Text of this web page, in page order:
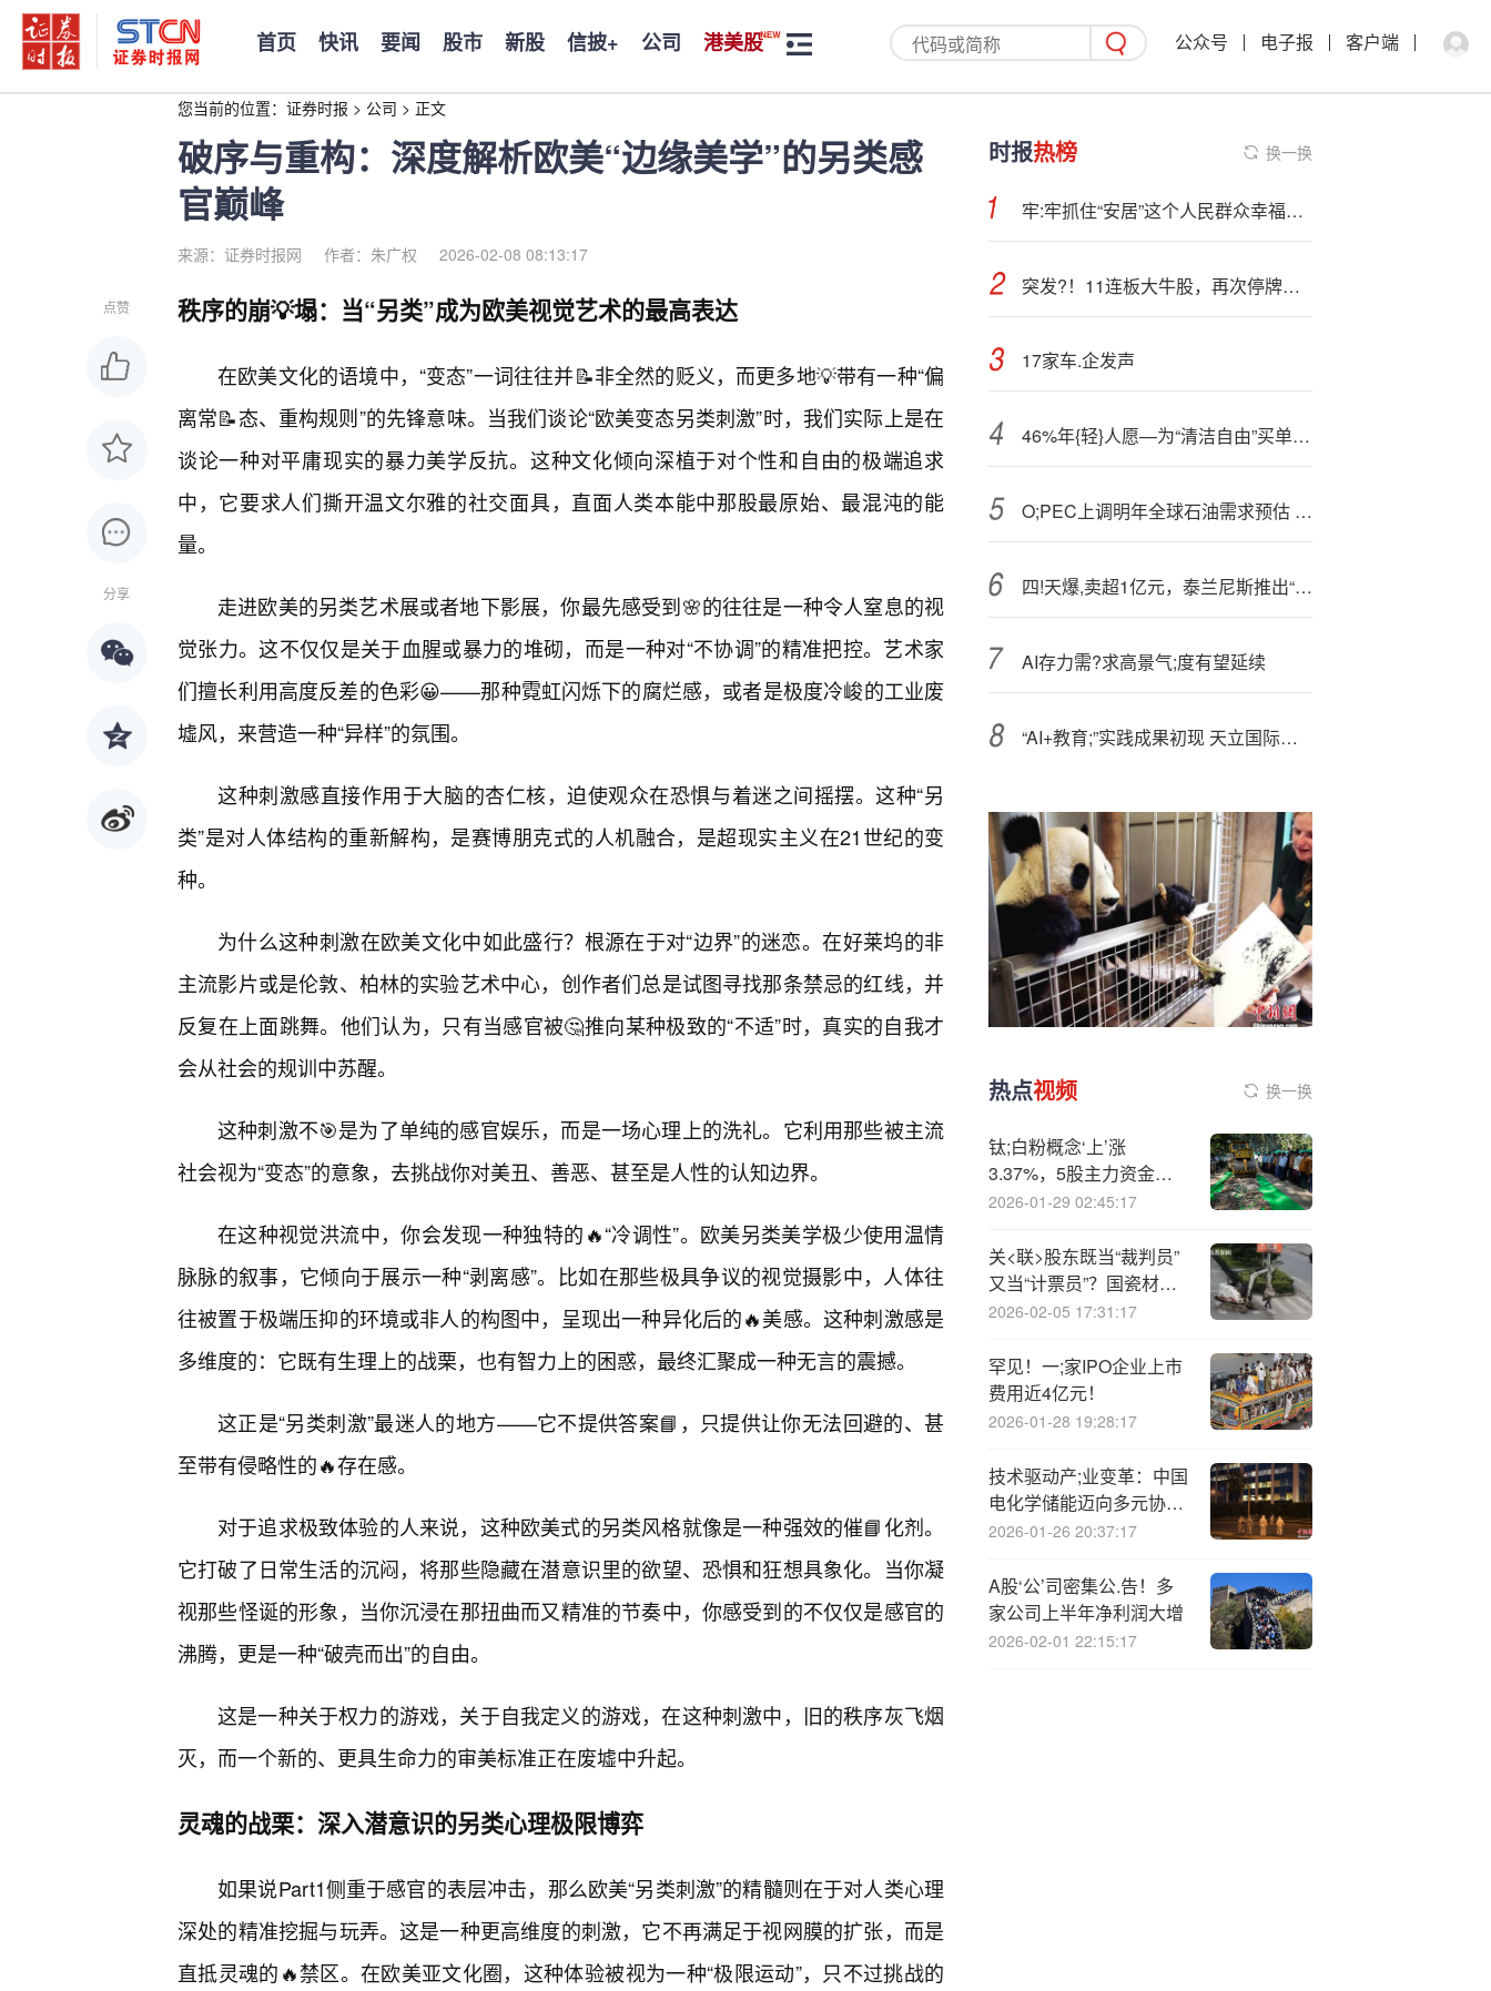
首页 快讯 要闻 股市 新股 信披+ 公司 港美股 公众号 电子报 客户端
您当前的位置： 证券时报 > 公司 > 正文
破序与重构：深度解析欧美“边缘美学”的另类感
官巅峰
来源：证券时报网 作者：朱广权 2026-02-08 08:13:17
点赞
分享
秩序的崩💡塌：当“另类”成为欧美视觉艺术的最高表达
在欧美文化的语境中，“变态”一词往往并📝非全然的贬义，而更多地💡带有一种“偏
离常📝态、重构规则”的先锋意味。当我们谈论“欧美变态另类刺激”时，我们实际上是在
谈论一种对平庸现实的暴力美学反抗。这种文化倾向深植于对个性和自由的极端追求
中，它要求人们撕开温文尔雅的社交面具，直面人类本能中那股最原始、最混沌的能
量。
走进欧美的另类艺术展或者地下影展，你最先感受到🌸的往往是一种令人窒息的视
觉张力。这不仅仅是关于血腥或暴力的堆砌，而是一种对“不协调”的精准把控。艺术家
们擅长利用高度反差的色彩😀——那种霓虹闪烁下的腐烂感，或者是极度冷峻的工业废
墟风，来营造一种“异样”的氛围。
这种刺激感直接作用于大脑的杏仁核，迫使观众在恐惧与着迷之间摇摆。这种“另
类”是对人体结构的重新解构，是赛博朋克式的人机融合，是超现实主义在21世纪的变
种。
为什么这种刺激在欧美文化中如此盛行？根源在于对“边界”的迷恋。在好莱坞的非
主流影片或是伦敦、柏林的实验艺术中心，创作者们总是试图寻找那条禁忌的红线，并
反复在上面跳舞。他们认为，只有当感官被🤔推向某种极致的“不适”时，真实的自我才
会从社会的规训中苏醒。
这种刺激不🎯是为了单纯的感官娱乐，而是一场心理上的洗礼。它利用那些被主流
社会视为“变态”的意象，去挑战你对美丑、善恶、甚至是人性的认知边界。
在这种视觉洪流中，你会发现一种独特的🔥“冷调性”。欧美另类美学极少使用温情
脉脉的叙事，它倾向于展示一种“剥离感”。比如在那些极具争议的视觉摄影中，人体往
往被置于极端压抑的环境或非人的构图中，呈现出一种异化后的🔥美感。这种刺激感是
多维度的：它既有生理上的战栗，也有智力上的困惑，最终汇聚成一种无言的震撼。
这正是“另类刺激”最迷人的地方——它不提供答案📘，只提供让你无法回避的、甚
至带有侵略性的🔥存在感。
对于追求极致体验的人来说，这种欧美式的另类风格就像是一种强效的催📘化剂。
它打破了日常生活的沉闷，将那些隐藏在潜意识里的欲望、恐惧和狂想具象化。当你凝
视那些怪诞的形象，当你沉浸在那扭曲而又精准的节奏中，你感受到的不仅仅是感官的
沸腾，更是一种“破壳而出”的自由。
这是一种关于权力的游戏，关于自我定义的游戏，在这种刺激中，旧的秩序灰飞烟
灭，而一个新的、更具生命力的审美标准正在废墟中升起。
灵魂的战栗：深入潜意识的另类心理极限博弈
如果说Part1侧重于感官的表层冲击，那么欧美“另类刺激”的精髓则在于对人类心理
深处的精准挖掘与玩弄。这是一种更高维度的刺激，它不再满足于视网膜的扩张，而是
直抵灵魂的🔥禁区。在欧美亚文化圈，这种体验被视为一种“极限运动”，只不过挑战的
时报热榜 换一换
牢:牢抓住“安居”这个人民群众幸福生活的基点 新房子建成好房子，老房子改成好房子
突发?！11连板大牛股，再次停牌核查！
17家车.企发声
46%年{轻}人愿—为“清洁自由”买单，华帝以“好清洁”战略圈粉新世代
O;PEC上调明年全球石油需求预估 预计市场供求较此前预测更为紧张
四!天爆,卖超1亿元，泰兰尼斯推出“童鞋界的SUV”，打开品牌新增长极
AI存力需?求高景气;度有望延续
“AI+教育;”实践成果初现 天立国际控股盘中涨逾9%
热点视频 换一换
钛;白粉概念‘上’涨
3.37%，5股主力资金净
流入超千万元
2026-01-29 02:45:17
关<联>股东既当“裁判员”
又当“计票员”？国瓷材料
股东会程序违规收罚单，
2026-02-05 17:31:17
罕见！一;家IPO企业上市
费用近4亿元！
2026-01-28 19:28:17
技术驱动产;业变革：中国
电化学储能迈向多元协
同，国产海外布局加速
2026-01-26 20:37:17
A股‘公’司密集公.告！多
家公司上半年净利润大增
2026-02-01 22:15:17